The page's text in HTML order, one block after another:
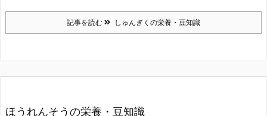
記事を読む しゅんぎくの栄養・豆知識
ほうれんそうの栄養・豆知識